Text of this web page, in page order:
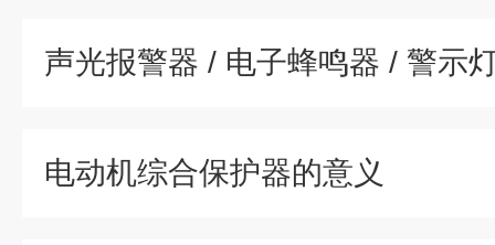
声光报警器 / 电子蜂鸣器 / 警示
电动机综合保护器的意义